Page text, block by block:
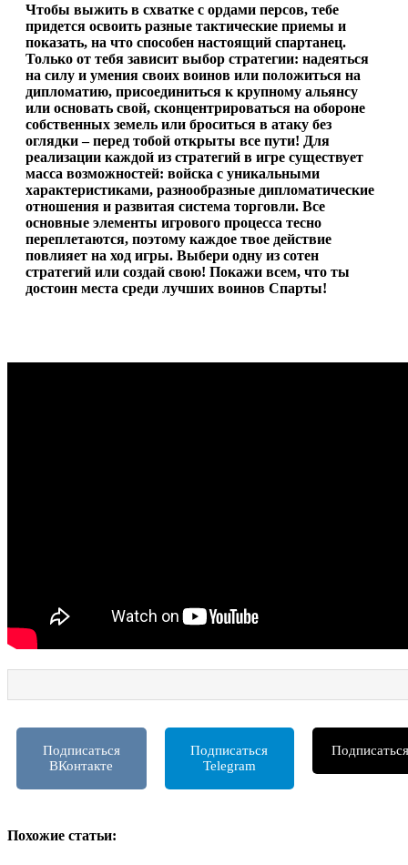
Чтобы выжить в схватке с ордами персов, тебе
придется освоить разные тактические приемы и
показать, на что способен настоящий спартанец.
Только от тебя зависит выбор стратегии: надеяться
на силу и умения своих воинов или положиться на
дипломатию, присоединиться к крупному альянсу
или основать свой, сконцентрироваться на обороне
собственных земель или броситься в атаку без
оглядки – перед тобой открыты все пути! Для
реализации каждой из стратегий в игре существует
масса возможностей: войска с уникальными
характеристиками, разнообразные дипломатические
отношения и развитая система торговли. Все
основные элементы игрового процесса тесно
переплетаются, поэтому каждое твое действие
повлияет на ход игры. Выбери одну из сотен
стратегий или создай свою! Покажи всем, что ты
достоин места среди лучших воинов Спарты!
Подписаться
ВКонтакте
Подписаться
Telegram
Похожие статьи: